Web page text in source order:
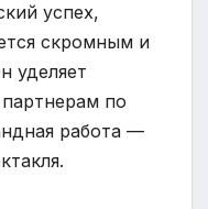
успех,
скромным и
уделяет
по
работа —